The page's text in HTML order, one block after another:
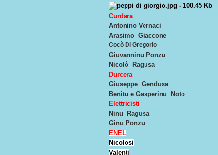
Curdara
Antonino Vernaci
Arasimo Giaccone
Cocò Di Gregorio
Giuvanninu Ponzu
Nicolò Ragusa
Durcera
Giuseppe Gendusa
Benitu e Gasperinu Noto
Elettricisti
Ninu Ragusa
Ginu Ponzu
ENEL
Nicolosi
Valenti